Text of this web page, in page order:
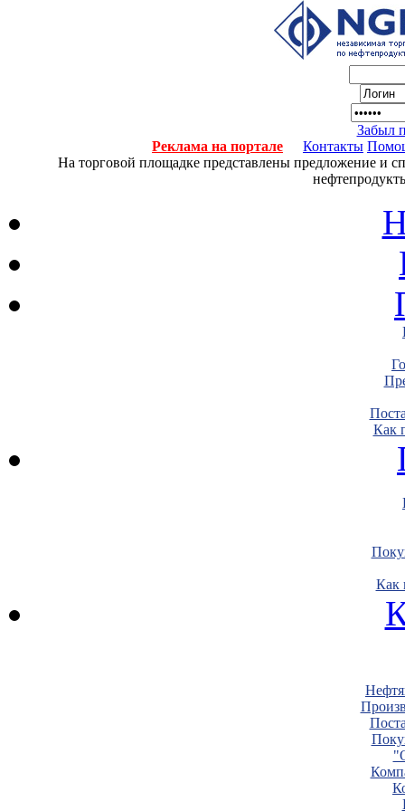
Забыл
Реклама на портале
Контакты
На торговой площадке представлены предложение и
Как
Как